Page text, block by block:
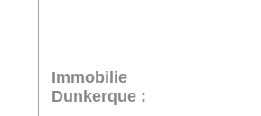
Immobilie
Dunkerque :